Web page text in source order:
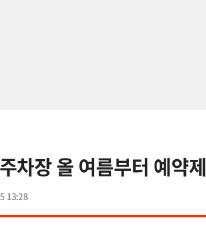
차장 올 여름부터 예약제
13:28